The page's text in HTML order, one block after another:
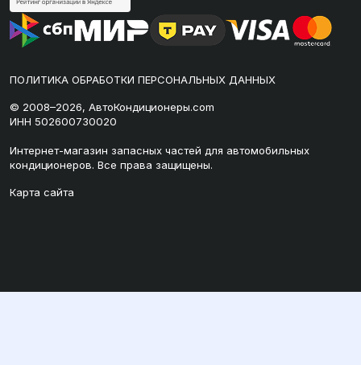
ПОЛИТИКА ОБРАБОТКИ ПЕРСОНАЛЬНЫХ ДАННЫХ
© 2008–2026, АвтоКондиционеры.com
ИНН 502600730020
Интернет-магазин запасных частей для автомобильных
кондиционеров. Все права защищены.
Карта сайта